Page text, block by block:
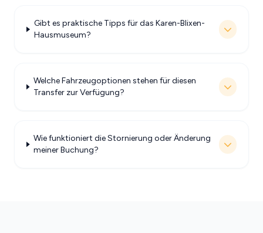
Gibt es praktische Tipps für das Karen-Blixen-
Hausmuseum?
Welche Fahrzeugoptionen stehen für diesen
Transfer zur Verfügung?
Wie funktioniert die Stornierung oder Änderung
meiner Buchung?